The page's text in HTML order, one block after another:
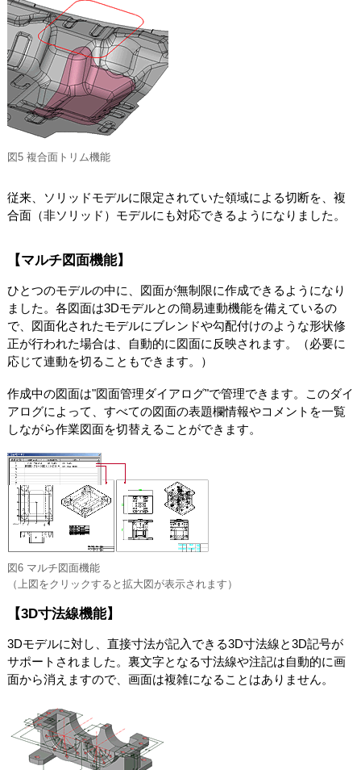
図5 複合面トリム機能
従来、ソリッドモデルに限定されていた領域による切断を、複
合面（非ソリッド）モデルにも対応できるようになりました。
【マルチ図面機能】
ひとつのモデルの中に、図面が無制限に作成できるようになり
ました。各図面は3Dモデルとの簡易連動機能を備えているの
で、図面化されたモデルにブレンドや勾配付けのような形状修
正が行われた場合は、自動的に図面に反映されます。（必要に
応じて連動を切ることもできます。）
作成中の図面は"図面管理ダイアログ"で管理できます。このダイ
アログによって、すべての図面の表題欄情報やコメントを一覧
しながら作業図面を切替えることができます。
図6 マルチ図面機能
（上図をクリックすると拡大図が表示されます）
【3D寸法線機能】
3Dモデルに対し、直接寸法が記入できる3D寸法線と3D記号が
サポートされました。裏文字となる寸法線や注記は自動的に画
面から消えますので、画面は複雑になることはありません。